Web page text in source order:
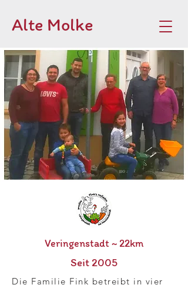
Alte Molke
Veringenstadt ~ 22km
Seit 2005
Die Familie Fink betreibt in vier